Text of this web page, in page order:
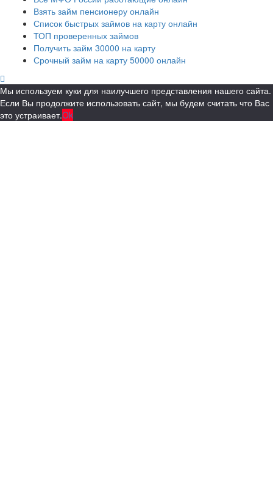
Взять займ пенсионеру онлайн
Список быстрых займов на карту онлайн
ТОП проверенных займов
Получить займ 30000 на карту
Срочный займ на карту 50000 онлайн
Мы используем куки для наилучшего представления нашего сайта.
Если Вы продолжите использовать сайт, мы будем считать что Вас
это устраивает.Ok